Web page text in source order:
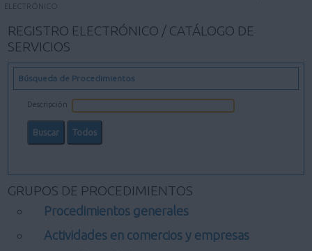
ELECTRÓNICO
REGISTRO ELECTRÓNICO / CATÁLOGO DE
SERVICIOS
Búsqueda de Procedimientos
Descripción
GRUPOS DE PROCEDIMIENTOS
Procedimientos generales
Actividades en comercios y empresas